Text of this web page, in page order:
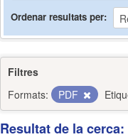
Ordenar resultats per
Filtres
Formats:
PDF
Resultat de la